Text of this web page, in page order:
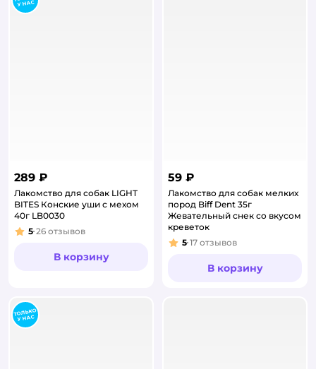
289 ₽
Лакомство для собак LIGHT
BITES Конские уши с мехом
40г LB0030
Рейтинг:
5 26 отзывов
В корзину
59 ₽
Лакомство для собак мелких
пород Biff Dent 35г
Жевательный снек со вкусом
креветок
Рейтинг:
5 17 отзывов
В корзину